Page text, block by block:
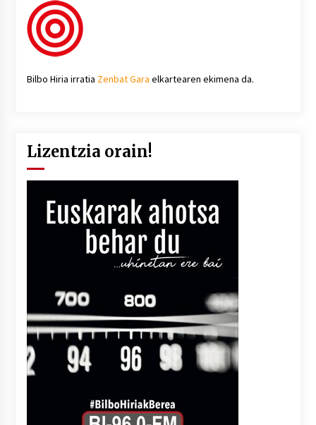
Bilbo Hiria irratia Zenbat Gara elkartearen ekimena da.
Lizentzia orain!